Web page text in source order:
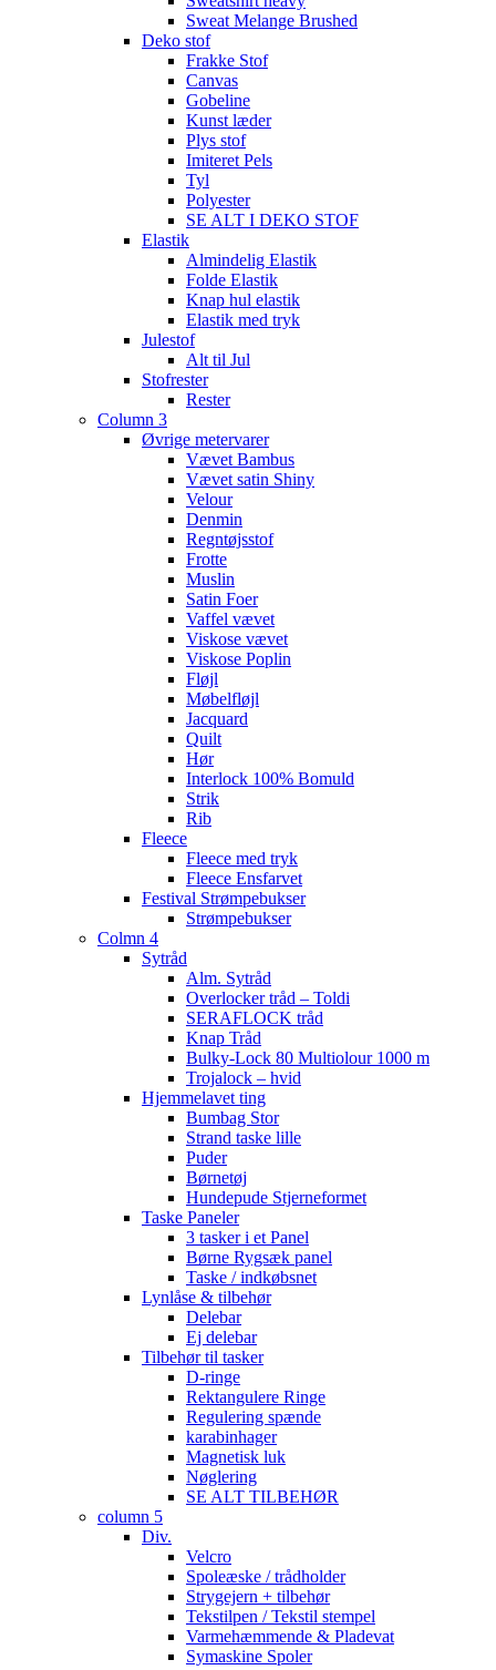
Sweat Melange Brushed
Deko stof
Frakke Stof
Canvas
Gobeline
Kunst læder
Plys stof
Imiteret Pels
Tyl
Polyester
SE ALT I DEKO STOF
Elastik
Almindelig Elastik
Folde Elastik
Knap hul elastik
Elastik med tryk
Julestof
Alt til Jul
Stofrester
Rester
Column 3
Øvrige metervarer
Vævet Bambus
Vævet satin Shiny
Velour
Denmin
Regntøjsstof
Frotte
Muslin
Satin Foer
Vaffel vævet
Viskose vævet
Viskose Poplin
Fløjl
Møbelfløjl
Jacquard
Quilt
Hør
Interlock 100% Bomuld
Strik
Rib
Fleece
Fleece med tryk
Fleece Ensfarvet
Festival Strømpebukser
Strømpebukser
Colmn 4
Sytråd
Alm. Sytråd
Overlocker tråd – Toldi
SERAFLOCK tråd
Knap Tråd
Bulky-Lock 80 Multiolour 1000 m
Trojalock – hvid
Hjemmelavet ting
Bumbag Stor
Strand taske lille
Puder
Børnetøj
Hundepude Stjerneformet
Taske Paneler
3 tasker i et Panel
Børne Rygsæk panel
Taske / indkøbsnet
Lynlåse & tilbehør
Delebar
Ej delebar
Tilbehør til tasker
D-ringe
Rektangulere Ringe
Regulering spænde
karabinhager
Magnetisk luk
Nøglering
SE ALT TILBEHØR
column 5
Div.
Velcro
Spoleæske / trådholder
Strygejern + tilbehør
Tekstilpen / Tekstil stempel
Varmehæmmende & Pladevat
Symaskine Spoler